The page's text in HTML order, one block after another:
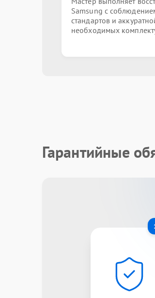
Samsung с
стандартов и
необходимых
Гарантийные